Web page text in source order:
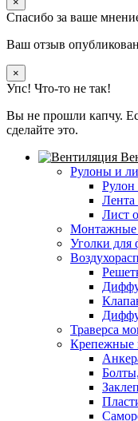
Спасибо за ваше
Ваш отзыв опубликован
×
Упс! Что-то не так!
Вы не прошли капчу.
сделайте это.
Рулоны и
Лента
Лист
Уголки для
Траверса
Крепежные